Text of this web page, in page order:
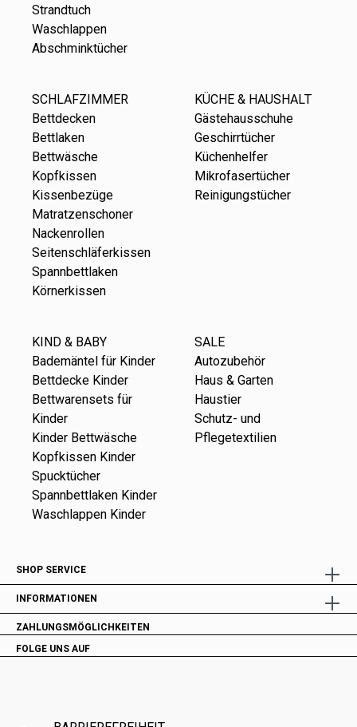
Strandtuch
Waschlappen
Abschminktücher
SCHLAFZIMMER
Bettdecken
Bettlaken
Bettwäsche
Kopfkissen
Kissenbezüge
Matratzenschoner
Nackenrollen
Seitenschläferkissen
Spannbettlaken
Körnerkissen
KÜCHE & HAUSHALT
Gästehausschuhe
Geschirrtücher
Küchenhelfer
Mikrofasertücher
Reinigungstücher
KIND & BABY
Bademäntel für Kinder
Bettdecke Kinder
Bettwarensets für
Kinder
Kinder Bettwäsche
Kopfkissen Kinder
Spucktücher
Spannbettlaken Kinder
Waschlappen Kinder
SALE
Autozubehör
Haus & Garten
Haustier
Schutz- und
Pflegetextilien
SHOP SERVICE
INFORMATIONEN
ZAHLUNGSMÖGLICHKEITEN
FOLGE UNS AUF